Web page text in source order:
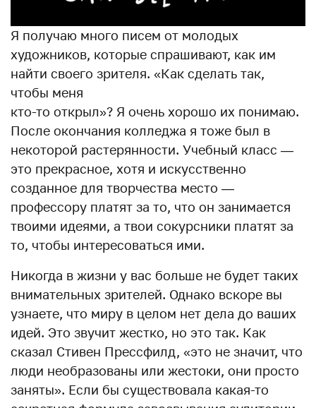
Я получаю много писем от молодых
художников, которые спрашивают, как им
найти своего зрителя. «Как сделать так,
чтобы меня
кто-то открыл»? Я очень хорошо их понимаю.
После окончания колледжа я тоже был в
некоторой растерянности. Учебный класс —
это прекрасное, хотя и искусственно
созданное для творчества место —
профессору платят за то, что он занимается
твоими идеями, а твои сокурсники платят за
то, чтобы интересоваться ими.
Никогда в жизни у вас больше не будет таких
внимательных зрителей. Однако вскоре вы
узнаете, что миру в целом нет дела до ваших
идей. Это звучит жестко, но это так. Как
сказал Стивен Прессфилд, «это не значит, что
люди необразованы или жестоки, они просто
заняты». Если бы существовала какая-то